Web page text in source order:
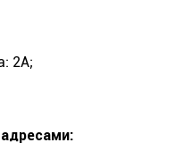
2А;
адресами: